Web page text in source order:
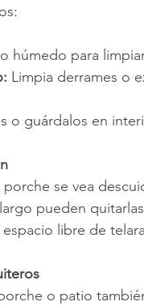
húmedo para
Limpia derrames o
o guárdalos en
se vea
pueden
libre de
o patio